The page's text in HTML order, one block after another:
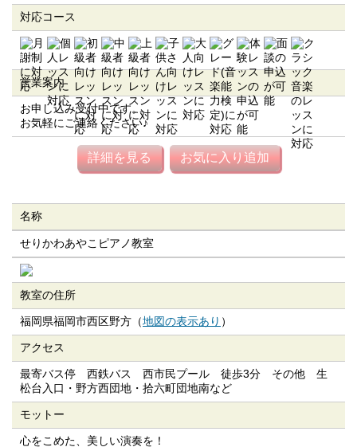
対応コース
営業案内
お申し込み受付中です。
お気軽にご連絡ください♪
詳細を見る お気に入り追加
名称
せりかわあやこピアノ教室
教室の住所
福岡県福岡市西区野方（地図の表示あり ）
アクセス
最寄バス停 西鉄バス 西市民プール 徒歩3分 その他 生
松台入口・野方西団地・拾六町団地南など
モットー
心をこめた、美しい演奏を！